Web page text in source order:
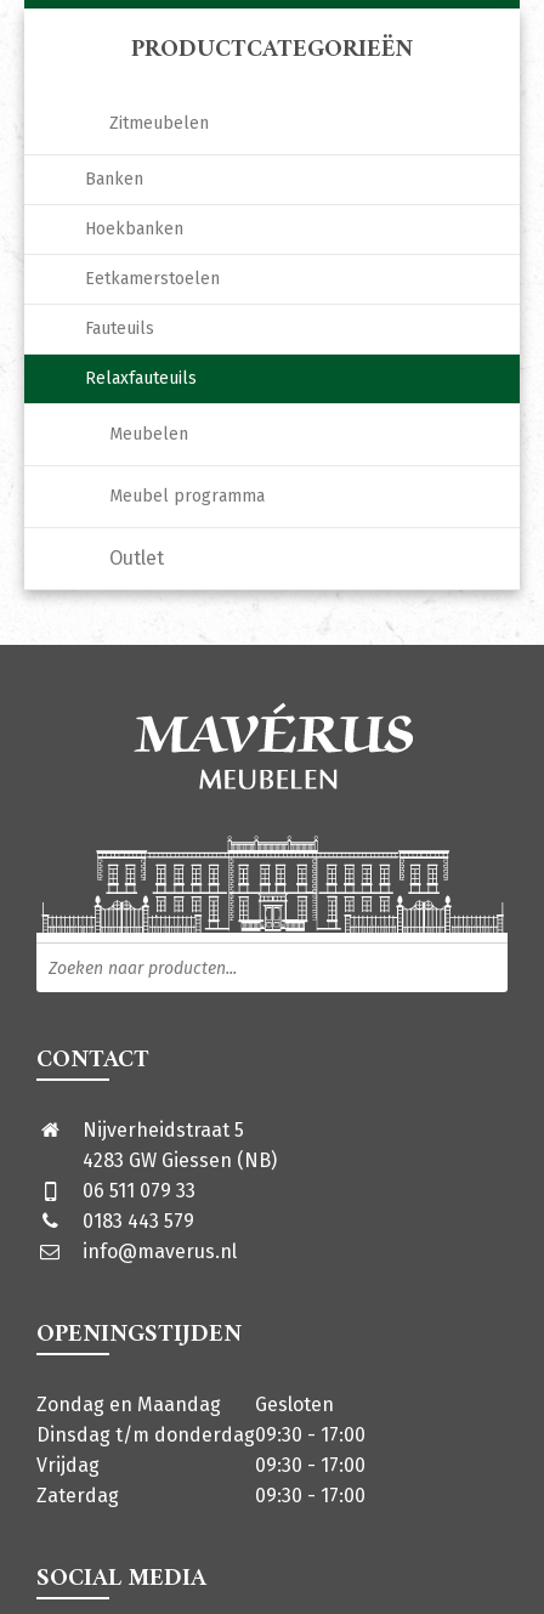
PRODUCTCATEGORIEËN
Zitmeubelen
Banken
Hoekbanken
Eetkamerstoelen
Fauteuils
Relaxfauteuils
Meubelen
Meubel programma
Outlet
CONTACT
Nijverheidstraat 5
4283 GW Giessen (NB)
06 511 079 33
0183 443 579
info@maverus.nl
OPENINGSTIJDEN
Zondag en Maandag
Gesloten
Dinsdag t/m donderdag09:30 - 17:00
Vrijdag
09:30 - 17:00
Zaterdag
09:30 - 17:00
SOCIAL MEDIA